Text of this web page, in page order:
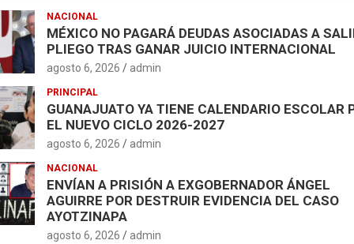
NACIONAL
MÉXICO NO PAGARÁ DEUDAS ASOCIADAS A
PLIEGO TRAS GANAR JUICIO INTERNACIONAL
agosto 6, 2026 admin
PRINCIPAL
GUANAJUATO YA TIENE CALENDARIO ESCOLAR
EL NUEVO CICLO 2026-2027
agosto 6, 2026 admin
NACIONAL
ENVÍAN A PRISIÓN A EXGOBERNADOR ÁNGEL
AGUIRRE POR DESTRUIR EVIDENCIA DEL CASO
AYOTZINAPA
agosto 6, 2026 admin